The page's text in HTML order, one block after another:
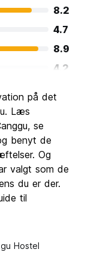
8.2
4.7
8.9
4.2
på det
Læs
se
benyt de
Og
valgt som de
du er der.
til
Hostel